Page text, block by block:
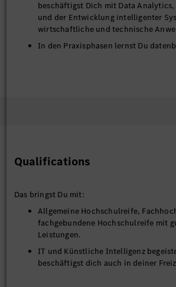
beschäftigst Dich mit Data
und der Entwicklung intelligenter
wirtschaftliche und technische
In den Praxisphasen lernst Du
Qualifications
Das bringst Du mit:
Allgemeine Hochschulreife,
fachgebundene Hochschulreife mit
Leistungen.
IT und Künstliche Intelligenz
beschäftigst dich auch in deiner